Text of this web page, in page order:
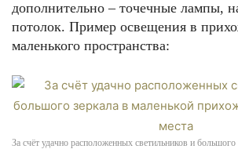
дополнительно – точечные лампы,
потолок. Пример освещения в
маленького пространства:
За счёт удачно расположенных светильников и большого